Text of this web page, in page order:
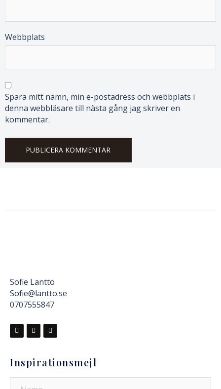
Webbplats
Spara mitt namn, min e-postadress och webbplats i
denna webbläsare till nästa gång jag skriver en
kommentar.
Sofie Lantto
Sofie@lantto.se
0707555847
Inspirationsmejl